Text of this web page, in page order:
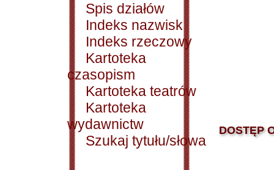
Spis działów
Indeks nazwisk
Indeks rzeczowy
Kartoteka
czasopism
Kartoteka teatrów
Kartoteka
wydawnictw
Szukaj tytułu/słowa
DOSTĘP